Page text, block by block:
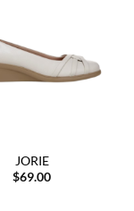
JORIE
$69.00